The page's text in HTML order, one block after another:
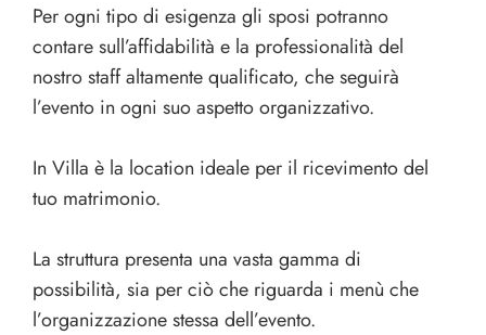
Per ogni tipo di esigenza gli sposi potranno
contare sull’affidabilità e la professionalità del
nostro staff altamente qualificato, che seguirà
l’evento in ogni suo aspetto organizzativo.
In Villa è la location ideale per il ricevimento del
tuo matrimonio.
La struttura presenta una vasta gamma di
possibilità, sia per ciò che riguarda i menù che
l’organizzazione stessa dell’evento.